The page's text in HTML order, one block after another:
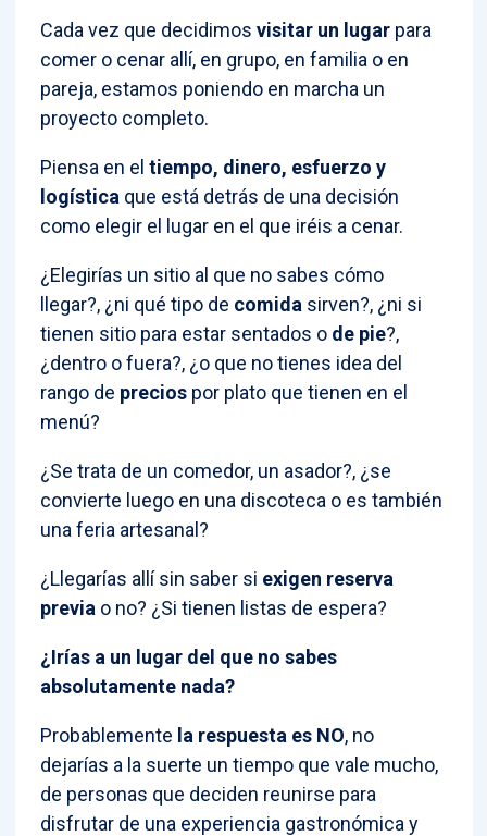
Cada vez que decidimosvisitar un lugar para
comer o cenar allí, en grupo, en familia o en
pareja, estamos poniendo en marcha un
proyecto completo.
Piensa en eltiempo, dinero, esfuerzo y
logística que está detrás de una decisión
como elegir el lugar en el que iréis a cenar.
¿Elegirías un sitio al que no sabes cómo
llegar?, ¿ni qué tipo de comida sirven?, ¿ni si
tienen sitio para estar sentados o de pie?,
¿dentro o fuera?, ¿o que no tienes idea del
rango de precios por plato que tienen en el
menú?
¿Se trata de un comedor, un asador?, ¿se
convierte luego en una discoteca o es también
una feria artesanal?
¿Llegarías allí sin saber si exigen reserva
previa o no? ¿Si tienen listas de espera?
¿Irías a un lugar del que no sabes
absolutamente nada?
Probablemente la respuesta es NO, no
dejarías a la suerte un tiempo que vale mucho,
de personas que deciden reunirse para
disfrutar de una experiencia gastronómica y